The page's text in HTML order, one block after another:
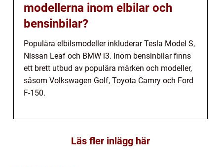
modellerna inom elbilar och
bensinbilar?
Populära elbilsmodeller inkluderar Tesla Model S,
Nissan Leaf och BMW i3. Inom bensinbilar finns
ett brett utbud av populära märken och modeller,
såsom Volkswagen Golf, Toyota Camry och Ford
F-150.
Läs fler inlägg här